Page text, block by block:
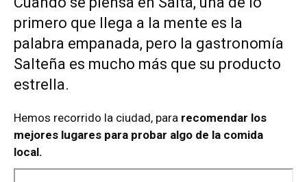
primero que llega a la mente es la
palabra empanada, pero la gastronomía
Salteña es mucho más que su producto
estrella.
Hemos recorrido la ciudad, para recomendar los
mejores lugares para probar algo de la comida
local.